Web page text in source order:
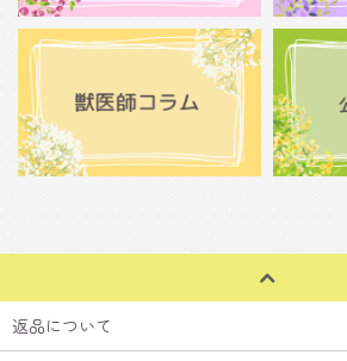
返品について